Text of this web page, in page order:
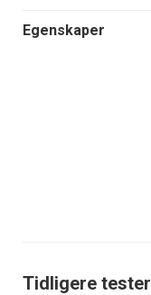
Egenskaper
Tidligere tester